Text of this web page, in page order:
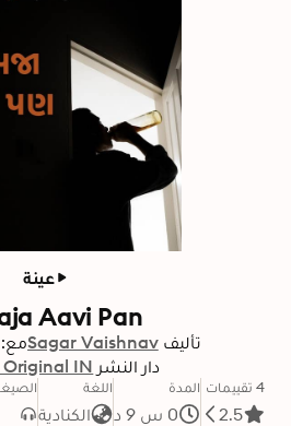
عينة
Aavi Pan
تأليف Sagar Vaishnavمع:
دار النشر IN
4 تقييمات
2.5
المدة
0 س 9 د
اللغة
الكنادية